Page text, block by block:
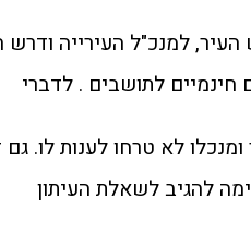
למנכ"ל העירייה ודרש
חינמיים לתושבים . לדברי
לא טרחו לענות לו. גם
להגיב לשאלת העיתון